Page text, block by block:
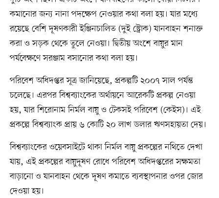
কমানোর জন্য নানা পদক্ষেপ নেওয়ার কথা বলা হয়। যার মধ্যে
রয়েছে বেশি দূষণকারী ইঞ্জিনচালিত (দুই স্ট্রোক) যানবাহন শনাক্ত
করা ও সড়ক থেকে তুলে নেওয়া। দ্বিতীয় অংশে বায়ুর মান
পর্যবেক্ষণে সরঞ্জাম বসানোর কথা বলা হয়।
পরিবেশ অধিদপ্তর সূত্র জানিয়েছে, প্রকল্পটি ২০০৭ সাল পর্যন্ত
চলেছে। এরপর বিশ্বব্যাংকের অর্থায়নে আরেকটি প্রকল্প নেওয়া
হয়, যার শিরোনাম নির্মল বায়ু ও টেকসই পরিবেশ (কেইস)। এই
প্রকল্পে বিশ্বব্যাংক প্রায় ৬ কোটি ২০ লাখ ডলার ঋণসহায়তা দেয়।
বিশ্বব্যাংকের ওয়েবসাইটে থাকা নির্মল বায়ু প্রকল্পের নথিতে দেখা
যায়, এই প্রকল্পের বায়ুদূষণ রোধে পরিবেশ অধিদপ্তরের সক্ষমতা
বাড়ানো ও যানবাহন থেকে দূষণ কমাতে ব্যবস্থাপনার ওপর জোর
দেওয়া হয়।